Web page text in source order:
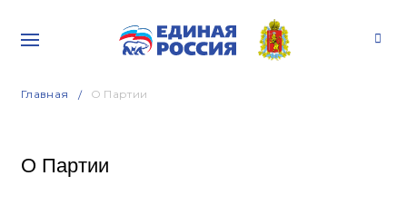
Главная О Партии
О Партии